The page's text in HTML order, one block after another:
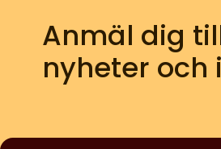
Anmäl dig
nyheter och